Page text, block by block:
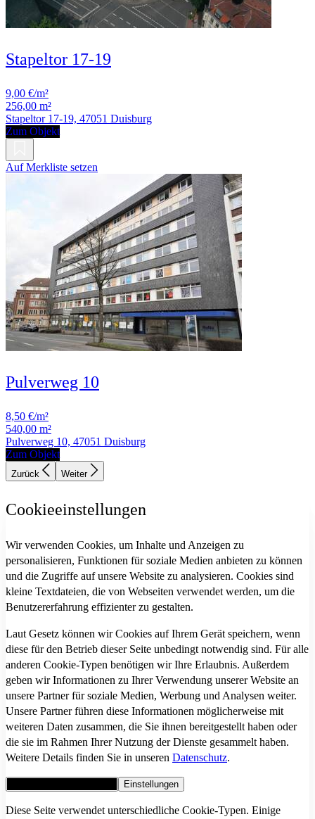
Stapeltor 17-19
9,00 €/m²
256,00 m²
Stapeltor 17-19, 47051 Duisburg
Zum Objekt
Auf Merkliste setzen
Pulverweg 10
8,50 €/m²
540,00 m²
Pulverweg 10, 47051 Duisburg
Zum Objekt
Zurück Weiter
Cookieeinstellungen
Wir verwenden Cookies, um Inhalte und Anzeigen zu
personalisieren, Funktionen für soziale Medien anbieten zu können
und die Zugriffe auf unsere Website zu analysieren. Cookies sind
kleine Textdateien, die von Webseiten verwendet werden, um die
Benutzererfahrung effizienter zu gestalten.
Laut Gesetz können wir Cookies auf Ihrem Gerät speichern, wenn
diese für den Betrieb dieser Seite unbedingt notwendig sind. Für alle
anderen Cookie-Typen benötigen wir Ihre Erlaubnis. Außerdem
geben wir Informationen zu Ihrer Verwendung unserer Website an
unsere Partner für soziale Medien, Werbung und Analysen weiter.
Unsere Partner führen diese Informationen möglicherweise mit
weiteren Daten zusammen, die Sie ihnen bereitgestellt haben oder
die sie im Rahmen Ihrer Nutzung der Dienste gesammelt haben.
Weitere Details finden Sie in unseren Datenschutz.
Einstellungen
Diese Seite verwendet unterschiedliche Cookie-Typen. Einige